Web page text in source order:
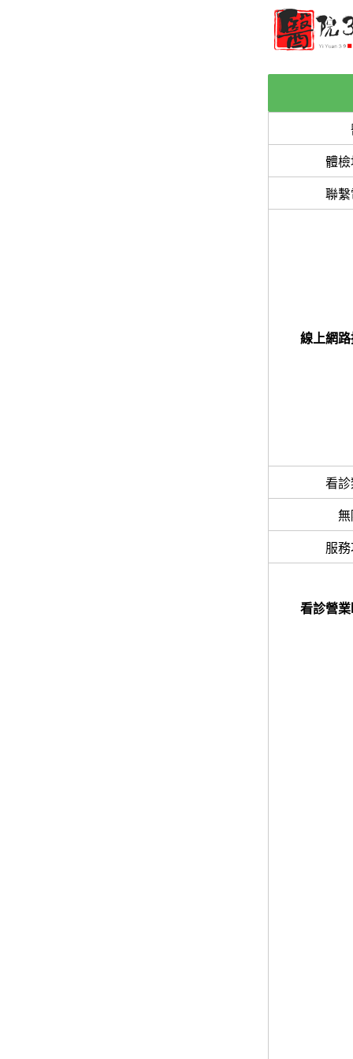
體
聯
線上網
看
無
服
看診營